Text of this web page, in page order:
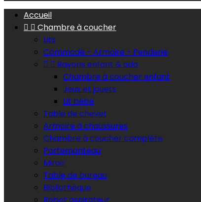
Accueil
  Chambre à coucher
Lits
Commode - Armoire - Penderie
  Rayons enfant & ado
Chambre à coucher enfant
Jeux et jouets
Lit bébé
Table de chevet
Armoire à chaussures
Chambre à coucher complète
Portemanteau
Miroir
Table de bureau
Bibliothèque